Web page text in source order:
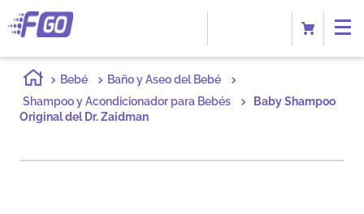
Bebé
Baño y Aseo del Bebé
Shampoo y Acondicionador para Bebés
Baby Shampoo
Original del Dr. Zaidman